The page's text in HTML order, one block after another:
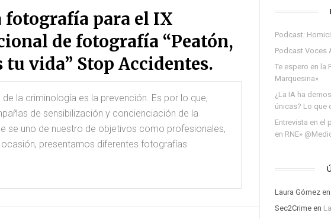
fotografía para el IX
de fotografía “Peatón,
tu vida” Stop Accidentes.
de la criminología es la prevención. Es por lo que,
de sensibilización y concienciación de la
se uno de nuestro de objetivos como profesionales,
presentamos diferentes fotografías
Podcast:
Podcast Voces
Te espero en la
Marquesina»
¿La IA ha
únicas? Lo que
Entrevista en el
en RNE»
Laura Gómezen
Sec2Crimeen